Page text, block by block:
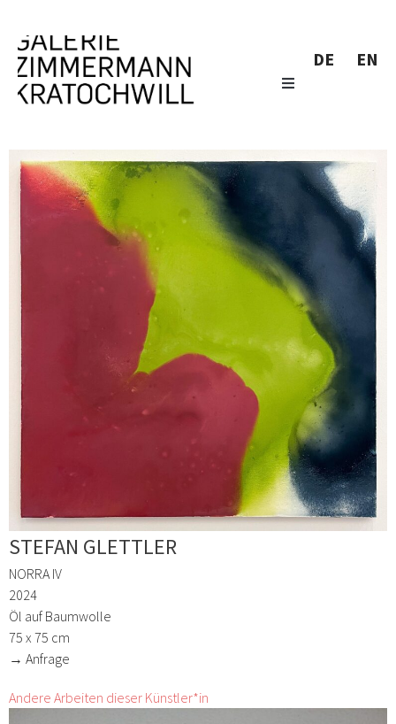
DE EN
STEFAN GLETTLER
NORRA IV
2024
Öl auf Baumwolle
75 x 75 cm
→ Anfrage
Andere Arbeiten dieser Künstler*in